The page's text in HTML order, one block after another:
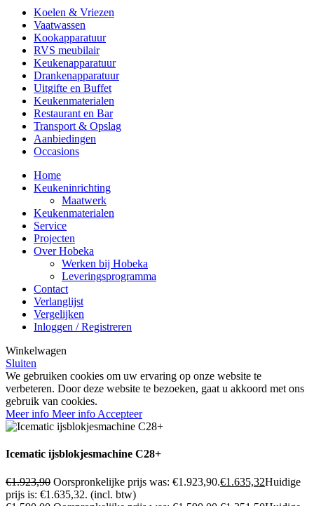
Koelen & Vriezen
Vaatwassen
Kookapparatuur
RVS meubilair
Keukenapparatuur
Drankenapparatuur
Uitgifte en Buffet
Keukenmaterialen
Restaurant en Bar
Transport & Opslag
Aanbiedingen
Occasions
Home
Keukeninrichting
Maatwerk
Keukenmaterialen
Service
Projecten
Over Hobeka
Werken bij Hobeka
Leveringsprogramma
Contact
Verlanglijst
Vergelijken
Inloggen / Registreren
Winkelwagen
Sluiten
We gebruiken cookies om uw ervaring op onze website te
verbeteren. Door deze website te bezoeken, gaat u akkoord met ons
gebruik van cookies.
Meer info Meer info Accepteer
Icematic ijsblokjesmachine C28+
€1.923,90 Oorspronkelijke prijs was: €1.923,90.€1.635,32Huidige
prijs is: €1.635,32. (incl. btw)